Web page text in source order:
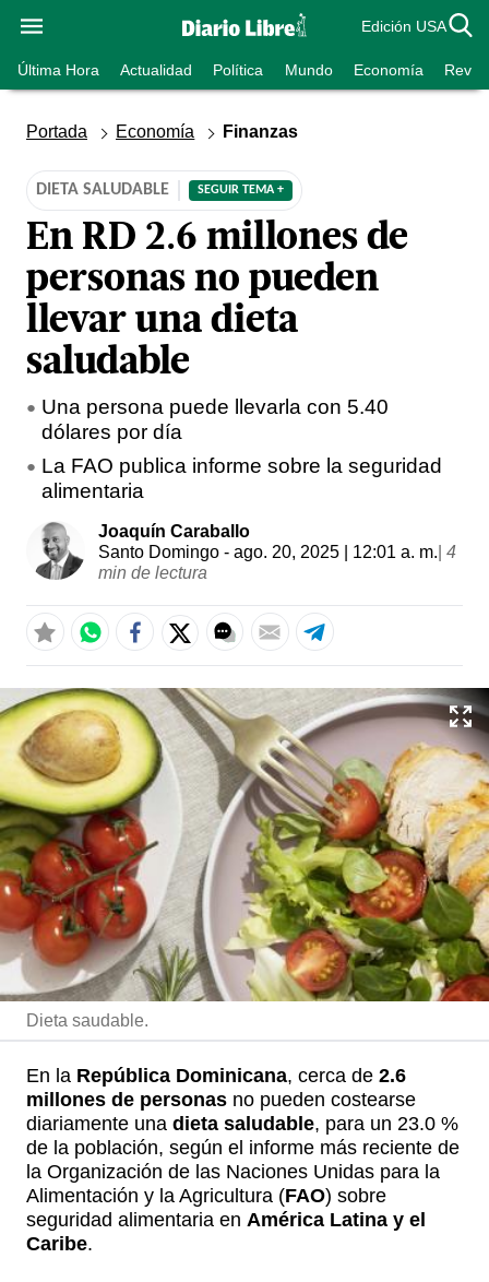
Edición USA
Última Hora Actualidad Política Mundo Economía
Portada Economía Finanzas
DIETA SALUDABLE SEGUIR TEMA +
En RD 2.6 millones de
personas no pueden
llevar una dieta
saludable
Una persona puede llevarla con 5.40
dólares por día
La FAO publica informe sobre la seguridad
alimentaria
Joaquín Caraballo
Santo Domingo - ago. 20, 2025 | 12:01 a. m. 4
min de lectura
Dieta saudable.
En la República Dominicana, cerca de 2.6
millones de personas no pueden costearse
diariamente una dieta saludable, para un 23.0 %
de la población, según el informe más reciente de
la Organización de las Naciones Unidas para la
Alimentación y la Agricultura (FAO) sobre
seguridad alimentaria en América Latina y el
Caribe.